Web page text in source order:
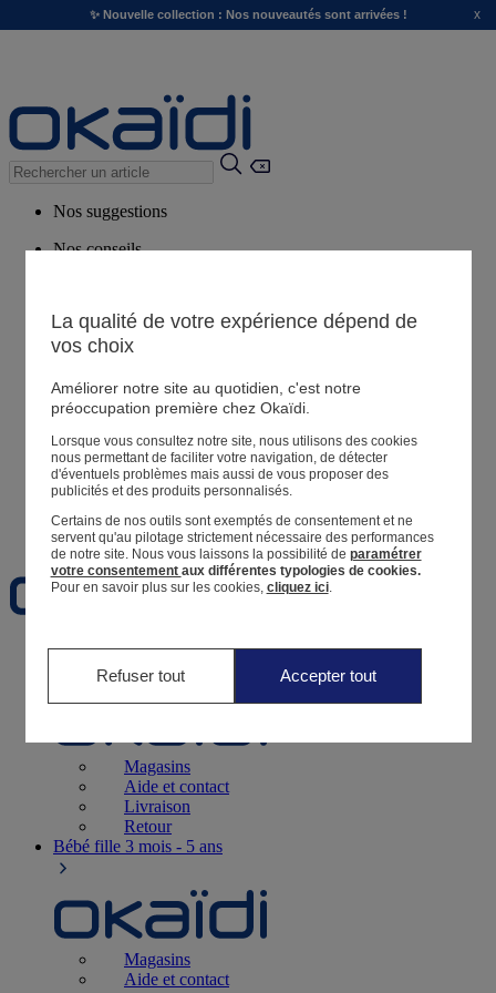
✨ Nouvelle collection : Nos nouveautés sont arrivées ! x
Nos suggestions
Nos conseils
Magasin
Mes informations
Suivre une commande
Panier
Favoris
Naissance0-12 mois
Magasins
Aide et contact
Livraison
Retour
Bébé fille 3 mois - 5 ans
Magasins
Aide et contact
La qualité de votre expérience dépend de
vos choix
Améliorer notre site au quotidien, c'est notre
préoccupation première chez Okaïdi.
Lorsque vous consultez notre site, nous utilisons des cookies
nous permettant de faciliter votre navigation, de détecter
d'éventuels problèmes mais aussi de vous proposer des
publicités et des produits personnalisés.
Certains de nos outils sont exemptés de consentement et ne
servent qu'au pilotage strictement nécessaire des performances
de notre site. Nous vous laissons la possibilité de paramétrer
votre consentement aux différentes typologies de cookies.
Pour en savoir plus sur les cookies, cliquez ici.
Refuser tout Accepter tout